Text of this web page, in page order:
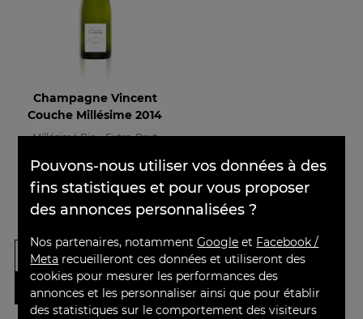
Champagne Vincent
Couche Millésime 2014
Millésimé Bio - Extra-Brut
Prix
64,00 €Prix de base
69,00 €
- +
AJOUTER
Pouvons-nous utiliser vos données à des
fins statistiques et pour vous proposer
des annonces personnalisées ?
Nos partenaires, notammentGoogle et Facebook /
Meta recueilleront ces données et utiliseront des
cookies pour mesurer les performances des
annonces et les personnaliser ainsi que pour établir
des statistiques sur le comportement des visiteurs